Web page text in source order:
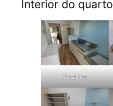
Interior do quarto
Cozinha